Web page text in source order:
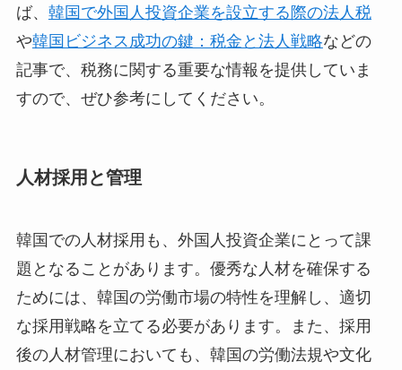
ば、 韓国で外国人投資企業を設立する際の法人税
や韓国ビジネス成功の鍵：税金と法人戦略などの
記事で、税務に関する重要な情報を提供していま
すので、ぜひ参考にしてください。
人材採用と管理
韓国での人材採用も、外国人投資企業にとって課
題となることがあります。優秀な人材を確保する
ためには、韓国の労働市場の特性を理解し、適切
な採用戦略を立てる必要があります。また、採用
後の人材管理においても、韓国の労働法規や文化